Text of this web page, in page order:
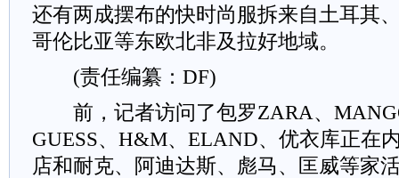
还有两成摆布的快时尚服拆来自土耳其
哥伦比亚等东欧北非及拉好地域。
(责任编纂：DF)
前，记者访问了包罗ZARA、
GUESS、H&M、ELAND、优衣库正在
店和耐克、阿迪达斯、彪马、匡威等家